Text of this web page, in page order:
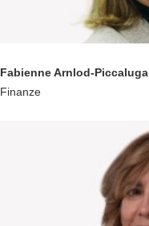
Fabienne Arnlod-Piccaluga
Finanze